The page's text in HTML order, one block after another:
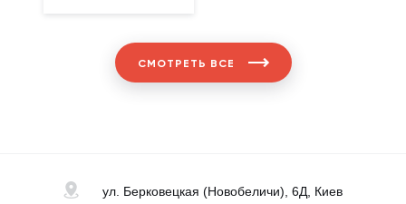
СМОТРЕТЬ ВСЕ
ул. Берковецкая (Новобеличи), 6Д, Киев